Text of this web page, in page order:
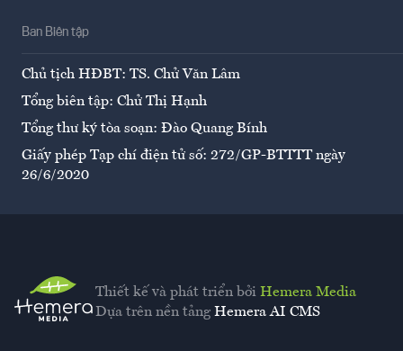
Ban Biên tập
Chủ tịch HĐBT: TS. Chử Văn Lâm
Tổng biên tập: Chử Thị Hạnh
Tổng thư ký tòa soạn: Đào Quang Bính
Giấy phép Tạp chí điện tử số: 272/GP-BTTTT ngày
26/6/2020
Thiết kế và phát triển bởi Hemera Media
Dựa trên nền tảng Hemera AI CMS